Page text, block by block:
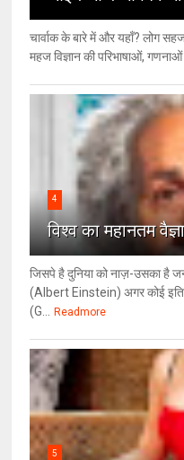
चार्वाक के बारे में और यहाँ? लोग
महज विज्ञान की परिभाषाओं, गणनाओं
4
विश्‍व का महानतम
जिसपे है दुनिया को नाज़-उसका है
(Albert Einstein) अगर कोई
(G...
Readmore
5